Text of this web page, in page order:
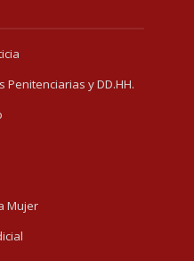
y DD.HH.
Mujer